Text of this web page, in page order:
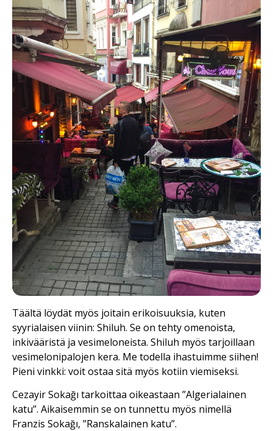
Täältä löydät myös joitain erikoisuuksia, kuten
syyrialaisen viinin: Shiluh. Se on tehty omenoista,
inkivääristä ja vesimeloneista. Shiluh myös tarjoillaan
vesimelonipalojen kera. Me todella ihastuimme siihen!
Pieni vinkki: voit ostaa sitä myös kotiin viemiseksi.
Cezayir Sokağı tarkoittaa oikeastaan ”Algerialainen
katu”. Aikaisemmin se on tunnettu myös nimellä
Franzis Sokağı, ”Ranskalainen katu”.